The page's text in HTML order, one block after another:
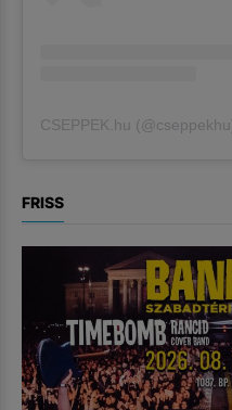
CSEPPEK.hu (@cseppekhu
FRISS